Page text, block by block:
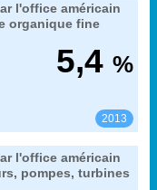
l'office américain
organique fine
5,4 %
2013
Extrait de la fiche "
France
américains des brevets
HCERES
l'office américain
pompes, turbines
Extrait de la fiche "
France
américains des brevets